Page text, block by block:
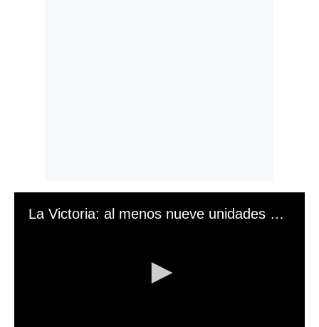
La Victoria: al menos nueve unidades de bomberos atienden incendio en edifico en pasaje Gamarra | VIDEO